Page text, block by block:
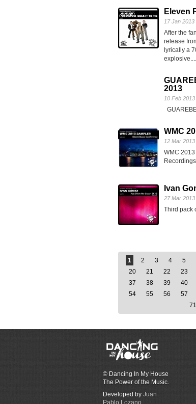
Eleven
17 Jan 2013
After the
release
lyrically a
2013
10 Feb 2013
WMC
12 Mar 2013
WMC
Ivan
27 Mar 2013
Third pack
1 2 3 4 5
20
21 22 23
37
38 39 40
54
55 56 57
71
© Dancing In My House
The Power of the Music.
Developed by Juan
Pablo Lozano